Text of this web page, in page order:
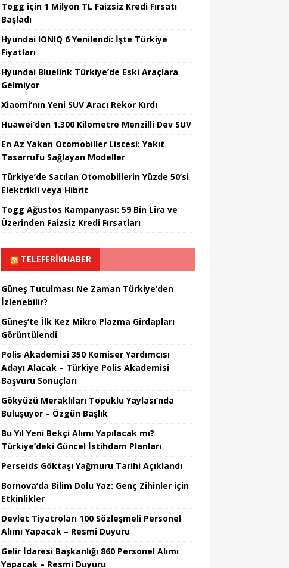
Togg için 1 Milyon TL Faizsiz Kredi Fırsatı
Başladı
Hyundai IONIQ 6 Yenilendi: İşte Türkiye
Fiyatları
Hyundai Bluelink Türkiye’de Eski Araçlara
Gelmiyor
Xiaomi’nın Yeni SUV Aracı Rekor Kırdı
Huawei’den 1.300 Kilometre Menzilli Dev SUV
En Az Yakan Otomobiller Listesi: Yakıt
Tasarrufu Sağlayan Modeller
Türkiye’de Satılan Otomobillerin Yüzde 50’si
Elektrikli veya Hibrit
Togg Ağustos Kampanyası: 59 Bin Lira ve
Üzerinden Faizsiz Kredi Fırsatları
TELEFERIKHABER
Güneş Tutulması Ne Zaman Türkiye’den
İzlenebilir?
Güneş’te İlk Kez Mikro Plazma Girdapları
Görüntülendi
Polis Akademisi 350 Komiser Yardımcısı
Adayı Alacak – Türkiye Polis Akademisi
Başvuru Sonuçları
Gökyüzü Meraklıları Topuklu Yaylası’nda
Buluşuyor – Özgün Başlık
Bu Yıl Yeni Bekçi Alımı Yapılacak mı?
Türkiye’deki Güncel İstihdam Planları
Perseids Göktaşı Yağmuru Tarihi Açıklandı
Bornova’da Bilim Dolu Yaz: Genç Zihinler için
Etkinlikler
Devlet Tiyatroları 100 Sözleşmeli Personel
Alımı Yapacak – Resmi Duyuru
Gelir İdaresi Başkanlığı 860 Personel Alımı
Yapacak – Resmi Duyuru